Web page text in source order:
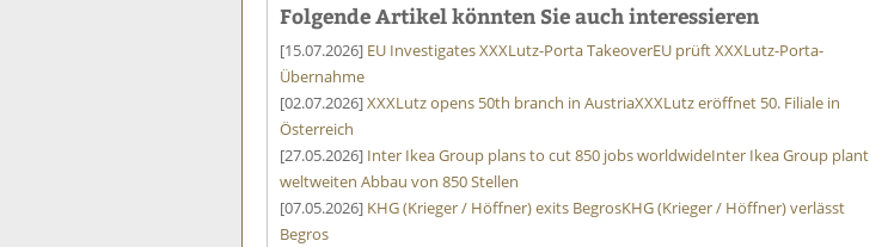
Folgende Artikel könnten Sie auch interessieren
[15.07.2026] EU Investigates XXXLutz-Porta TakeoverEU prüft XXXLutz-Porta-
Übernahme
[02.07.2026]XXXLutz opens 50th branch in AustriaXXXLutz eröffnet 50. Filiale in
Österreich
[27.05.2026] Inter Ikea Group plans to cut 850 jobs worldwideInter Ikea Group plant
weltweiten Abbau von 850 Stellen
[07.05.2026] KHG (Krieger / Höffner) exits BegrosKHG (Krieger / Höffner) verlässt
Begros